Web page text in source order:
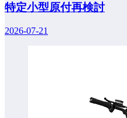
特定小型原付再検討
2026-07-21